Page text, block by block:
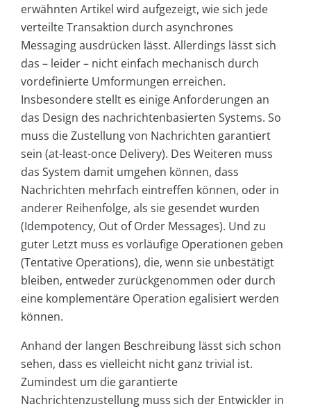
erwähnten Artikel wird aufgezeigt, wie sich jede
verteilte Transaktion durch asynchrones
Messaging ausdrücken lässt. Allerdings lässt sich
das – leider – nicht einfach mechanisch durch
vordefinierte Umformungen erreichen.
Insbesondere stellt es einige Anforderungen an
das Design des nachrichtenbasierten Systems. So
muss die Zustellung von Nachrichten garantiert
sein (at-least-once Delivery). Des Weiteren muss
das System damit umgehen können, dass
Nachrichten mehrfach eintreffen können, oder in
anderer Reihenfolge, als sie gesendet wurden
(Idempotency, Out of Order Messages). Und zu
guter Letzt muss es vorläufige Operationen geben
(Tentative Operations), die, wenn sie unbestätigt
bleiben, entweder zurückgenommen oder durch
eine komplementäre Operation egalisiert werden
können.
Anhand der langen Beschreibung lässt sich schon
sehen, dass es vielleicht nicht ganz trivial ist.
Zumindest um die garantierte
Nachrichtenzustellung muss sich der Entwickler in